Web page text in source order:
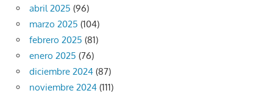
abril 2025 (96)
marzo 2025 (104)
febrero 2025 (81)
enero 2025 (76)
diciembre 2024 (87)
noviembre 2024 (111)